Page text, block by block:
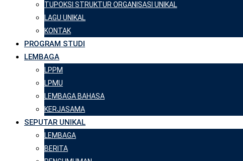
TUPOKSI STRUKTUR ORGANISASI UNIKAL
LAGU UNIKAL
KONTAK
PROGRAM STUDI
LEMBAGA
LPPM
LPMU
LEMBAGA BAHASA
KERJASAMA
SEPUTAR UNIKAL
LEMBAGA
BERITA